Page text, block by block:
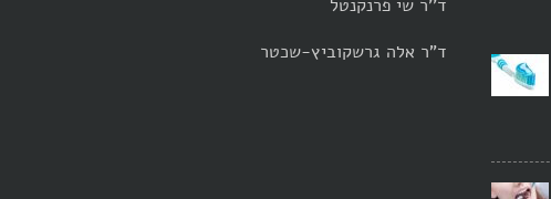
ד''ר שי פרנקנטל
ד"ר אלה גרשקוביץ-שכטר